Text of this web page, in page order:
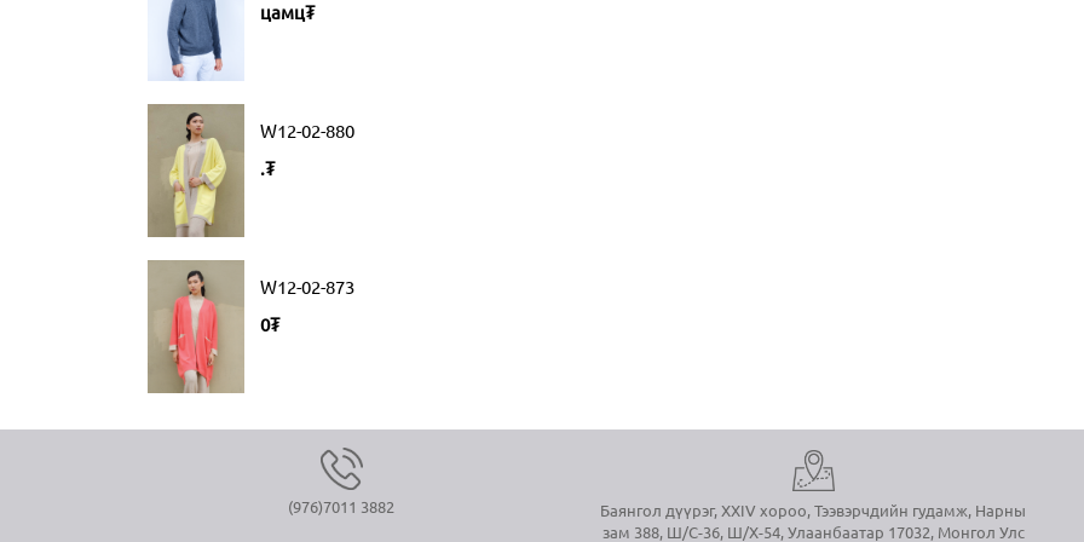
цамц₮
W12-02-880
.₮
W12-02-873
0₮
(976)7011 3882
Баянгол дүүрэг, XXIV хороо, Тээвэрчдийн гудамж, Нарны
зам 388, Ш/С-36, Ш/Х-54, Улаанбаатар 17032, Монгол Улс